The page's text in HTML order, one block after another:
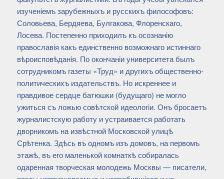
изученiемъ зарубежныхъ и русскихъ философовъ:
Соловьева, Бердяева, Булгакова, Флоренскаго,
Лосева. Постепенно приходилъ къ осознанiю
православiя какъ единственно возможнаго истиннаго
вѣроисповѣданiя. По окончанiи университета былъ
сотрудникомъ газеты «Труд» и другихъ общественно-
политическихъ издательствъ. Но искреннее и
правдивое сердце батюшки (будущаго) не могло
ужиться съ ложью совѣтской идеологiи. Онъ бросаетъ
журналистскую работу и устраивается работать
дворникомъ на извѣстной Московской улицѣ
Срѣтенка. Здѣсь въ одномъ изъ домовъ, на первомъ
этажѣ, въ его маленькой комнаткѣ собиралась
одаренная творческая молодежь Москвы — писатели,